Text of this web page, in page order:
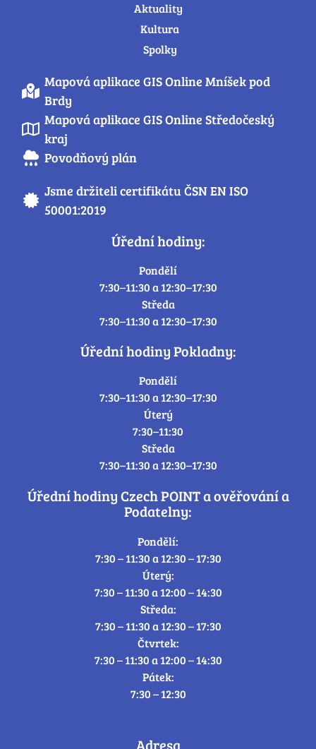
Aktuality
Kultura
Spolky
Mapová aplikace GIS Online Mníšek pod
Brdy
Mapová aplikace GIS Online Středočeský
kraj
Povodňový plán
Jsme držiteli certifikátu ČSN EN ISO
50001:2019
Úřední hodiny:
Pondělí
7:30–11:30 a 12:30–17:30
Středa
7:30–11:30 a 12:30–17:30
Úřední hodiny Pokladny:
Pondělí
7:30–11:30 a 12:30–17:30
Úterý
7:30–11:30
Středa
7:30–11:30 a 12:30–17:30
Úřední hodiny Czech POINT a ověřování a
Podatelny:
Pondělí:
7:30 – 11:30 a 12:30 – 17:30
Úterý:
7:30 – 11:30 a 12:00 – 14:30
Středa:
7:30 – 11:30 a 12:30 – 17:30
Čtvrtek:
7:30 – 11:30 a 12:00 – 14:30
Pátek:
7:30 – 12:30
Adresa